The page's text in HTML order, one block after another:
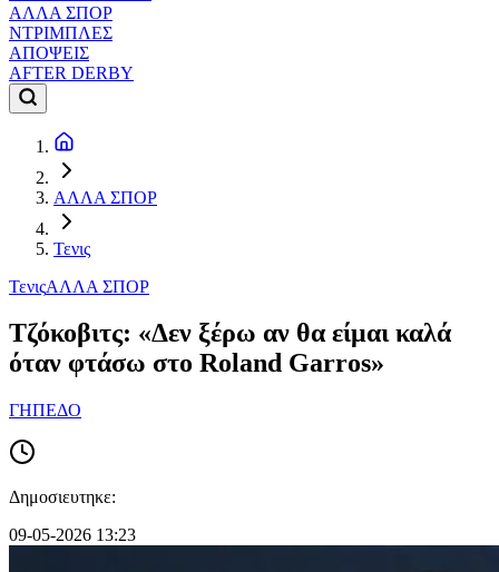
ΑΛΛΑ ΣΠΟΡ
ΝΤΡΙΜΠΛΕΣ
ΑΠΟΨΕΙΣ
AFTER DERBY
ΑΛΛΑ ΣΠΟΡ
Τενις
ΤενιςΑΛΛΑ ΣΠΟΡ
Τζόκοβιτς: «Δεν ξέρω αν θα είμαι καλά
όταν φτάσω στο Roland Garros»
ΓΗΠΕΔΟ
Δημοσιευτηκε:
09-05-2026 13:23